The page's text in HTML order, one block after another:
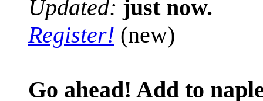
Updated: just now.
Register! (new)
Go ahead! Add to